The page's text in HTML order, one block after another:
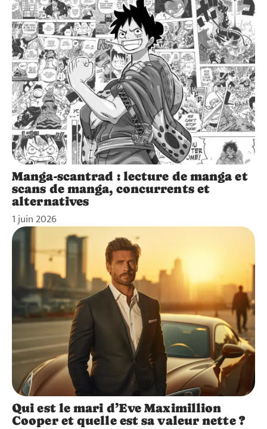
Manga-scantrad : lecture de manga et
scans de manga, concurrents et
alternatives
1 juin 2026
Qui est le mari d’Eve Maximillion
Cooper et quelle est sa valeur nette ?